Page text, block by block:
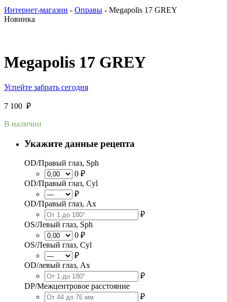
Интернет-магазин - Оправы - Megapolis 17 GREY
Новинка
Megapolis 17 GREY
Успейте забрать сегодня
7 100 ₽
В наличии
Укажите данные рецепта
OD/Правый глаз, Sph
0 ₽
OD/Правый глаз, Cyl
₽
OD/Правый глаз, Ax
₽
OS/Левый глаз, Sph
0 ₽
OS/Левый глаз, Cyl
₽
OD/левый глаз, Ax
₽
DP/Межцентровое расстояние
₽